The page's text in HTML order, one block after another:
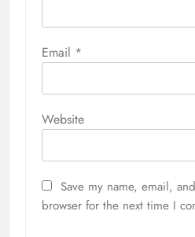
Email *
Website
Save my name, email,
browser for the next time I